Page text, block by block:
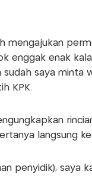
mengajukan
enggak enak
sudah saya minta
KPK.
langsung
penyidik), saya